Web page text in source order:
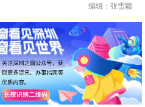
编辑：张雪颖